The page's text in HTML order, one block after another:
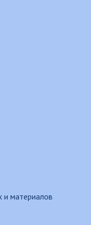
и материалов